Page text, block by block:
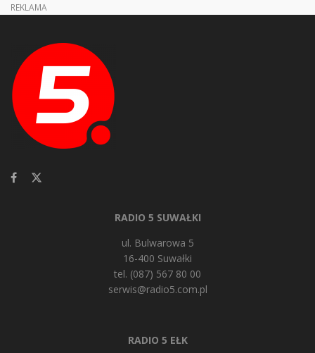
REKLAMA
RADIO 5 SUWAŁKI
ul. Bulwarowa 5
16-400 Suwałki
tel. (087) 567 80 00
serwis@radio5.com.pl
RADIO 5 EŁK